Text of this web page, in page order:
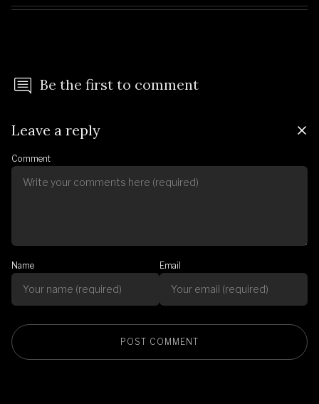
Be the first to comment
Leave a reply
Comment
Name Email